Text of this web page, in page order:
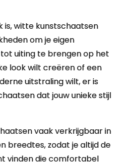
is, witte kunstschaatsen
om je eigen
uiting te brengen op het
look wilt creëren of een
uitstraling wilt, er is
dat jouw unieke stijl
vaak verkrijgbaar in
breedtes, zodat je altijd de
vinden die comfortabel